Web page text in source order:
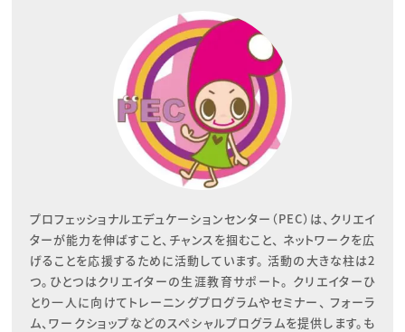
プロフェッショナルエデュケーションセンター（PEC）は、クリエイ
ターが能力を伸ばすこと、チャンスを掴むこと、 ネットワークを広
げることを応援するために活動しています。 活動の大きな柱は2
つ。ひとつはクリエイターの生涯教育サポート。 クリエイターひ
とり一人に向けてトレーニングプログラムやセミナー、 フォーラ
ム、ワークショップなどのスペシャルプログラムを提供します。も